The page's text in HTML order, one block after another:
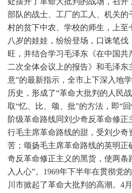
部队的战士、工厂的工人、机关的
村的贫下中农、学校的师生，上至
八岁的娃娃，纷纷登场，口诛笔
旺，并结合学习毛泽东《在中国
二次全体会议上的报告》和毛泽东
意”的最新指示，全市上下深入地
历史，形成了“革命大批判的人民
取“忆、比、颂、批”的方法，即“
阶级革命路线同刘少奇反革命修正
行毛主席革命路线的甜，受刘少奇
苦；颂扬毛主席革命路线的英明正
奇反革命修正主义的黑货，使两条
入人心”。1969年下半年在贯彻党
川市掀起了革命大批判的高潮。4